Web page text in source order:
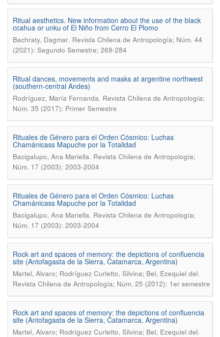
Ritual aesthetics. New information about the use of the black
ccahua or unku of El Niño from Cerro El Plomo
Bachraty, Dagmar. Revista Chilena de Antropología; Núm. 44
(2021): Segundo Semestre; 269-284
Ritual dances, movements and masks at argentine northwest
(southern-central Andes)
Rodríguez, María Fernanda. Revista Chilena de Antropología;
Núm. 35 (2017): Primer Semestre
Rituales de Género para el Orden Cósmico: Luchas
Chamánicass Mapuche por la Totalidad
Bacigalupo, Ana Mariella. Revista Chilena de Antropología;
Núm. 17 (2003): 2003-2004
Rituales de Género para el Orden Cósmico: Luchas
Chamánicass Mapuche por la Totalidad
Bacigalupo, Ana Mariella. Revista Chilena de Antropología;
Núm. 17 (2003): 2003-2004
Rock art and spaces of memory: the depictions of confluencia
site (Antofagasta de la Sierra, Catamarca, Argentina)
Martel, Alvaro; Rodríguez Curletto, Silvina; Bel, Ezequiel del.
Revista Chilena de Antropología; Núm. 25 (2012): 1er semestre
Rock art and spaces of memory: the depictions of confluencia
site (Antofagasta de la Sierra, Catamarca, Argentina)
Martel, Alvaro; Rodríguez Curletto, Silvina; Bel, Ezequiel del.